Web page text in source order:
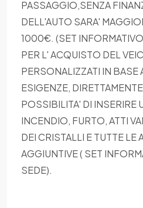
PASSAGGIO,SENZA
DELL'AUTO SARA'
1000€. (SET
PER L' ACQUISTO DEL
PERSONALIZZATI IN BASE
ESIGENZE,
POSSIBILITA' DI INSERIRE
INCENDIO, FURTO, ATTI
DEI CRISTALLI E TUTTE LE
AGGIUNTIVE ( SET
SEDE).